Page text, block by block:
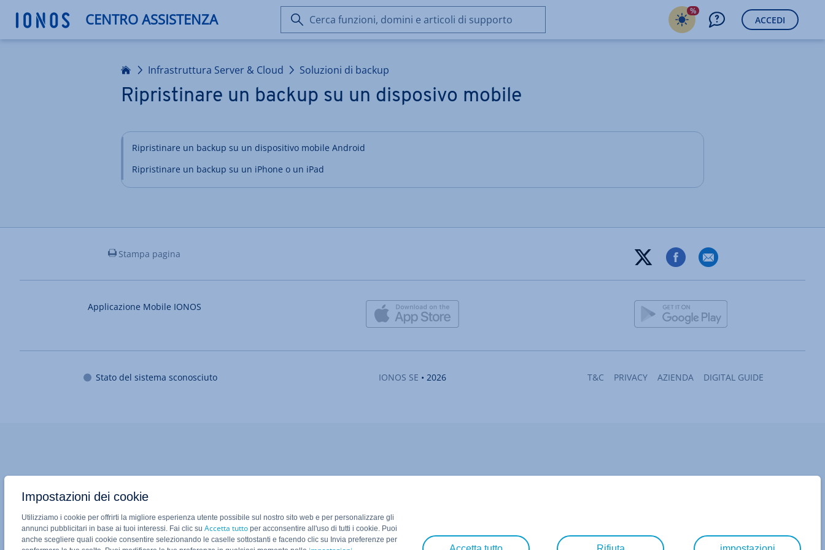
CENTRO ASSISTENZA
Cerca
funzioni,
supporto
%
ACCEDI
Homepage Infrastruttura Server & Cloud Soluzioni di backup
Ripristinare un backup su un disposivo mobile
Ripristinare un backup su un dispositivo mobile Android
Ripristinare un backup su un iPhone o un iPad
Stampa pagina
Applicazione Mobile IONOS
Stato del sistema sconosciuto IONOS SE • 2026 T&C PRIVACY AZIENDA DIGITAL GUIDE
Impostazioni dei cookie
Utilizziamo i cookie per offrirti la migliore esperienza utente possibile sul nostro sito web e per personalizzare gli
annunci pubblicitari in base ai tuoi interessi. Fai clic su Accetta tuttoper acconsentire all'uso di tutti i cookie. Puoi
anche scegliere quali cookie consentire selezionando le caselle sottostanti e facendo clic su Invia preferenze per